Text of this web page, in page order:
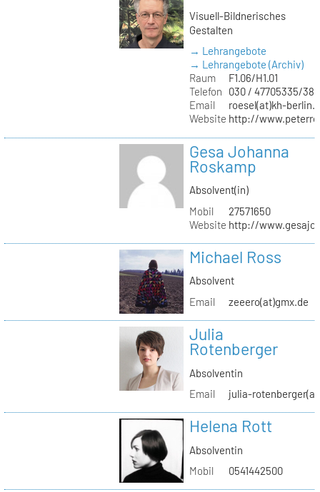
Visuell-Bildnerisches
Gestalten
→ Lehrangebote
→ Lehrangebote (Archiv)
Raum
F1.06/H1.01
Telefon
030 / 47705335/387
Email
roesel(at)kh-
Website http://
Gesa Johanna
Roskamp
Absolvent(in)
Mobil
27571650
Website http://
Michael Ross
Absolvent
Email
zeeero(at)gmx.de
Julia
Rotenberger
Absolventin
Email
julia-
Helena Rott
Absolventin
Mobil
0541442500